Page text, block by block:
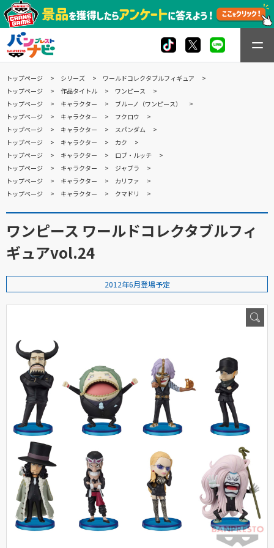
トップページ シリーズ
ワールドコレクタブルフィギュア
トップページ
作品タイトル
ワンピース
トップページ
キャラクター
ブルーノ（ワンピース）
トップページ
キャラクター
フクロウ
トップページ
キャラクター
スパンダム
トップページ
キャラクター
カク
トップページ
キャラクター
ロブ・ルッチ
トップページ
キャラクター
ジャブラ
トップページ
キャラクター
カリファ
トップページ
キャラクター クマドリ
ワンピース ワールドコレクタブルフィ
ギュアvol.24
2012年6月登場予定